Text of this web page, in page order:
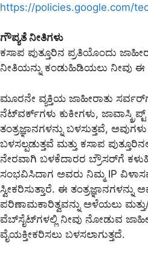
https://policies.google.com/
ಗೌಪ್ಯತೆ ನೀತಿಗಳು
ಕಸಾಪ ಪುತ್ತೂರಿನ ಪ್ರತಿಯೊಂದು
ನೀತಿಯನ್ನು ಕಂಡುಹಿಡಿಯಲು ನೀವು ಈ
ಮೂರನೇ ವ್ಯಕ್ತಿಯ ಜಾಹೀರಾತು
ನೆಟ್‌ವರ್ಕ್‌ಗಳು ಕುಕೀಗಳು,
ತಂತ್ರಜ್ಞಾನಗಳನ್ನು ಬಳಸುತ್ತವೆ,
ಬಳಸಲ್ಪಡುತ್ತವೆ ಮತ್ತು ಕಸಾಪ
ನೇರವಾಗಿ ಬಳಕೆದಾರರ ಬ್ರೌಸರ್‌ಗೆ
ಸಂಭವಿಸಿದಾಗ ಅವರು ನಿಮ್ಮ IP
ಸ್ವೀಕರಿಸುತ್ತಾರೆ. ಈ
ಪರಿಣಾಮಕಾರಿತ್ವವನ್ನು ಅಳೆಯಲು
ವೆಬ್‌ಸೈಟ್‌ಗಳಲ್ಲಿ ನೀವು ನೋಡುವ
ವೈಯಕ್ತೀಕರಿಸಲು ಬಳಸಲಾಗುತ್ತದೆ.